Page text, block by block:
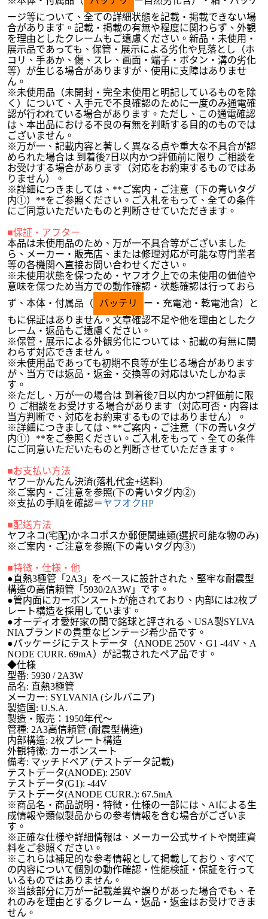
ージ等について、全ての詳細状態を記載・掲載できない場
合があります。記載・掲載の有無や程度に関わらず、外観
を理由としたクレームもご遠慮ください。新品・未使用・
展示品であっても、保管・展示による劣化や見落とし（ホ
コリ、手あか、傷、スレ、画面・端子・ボタン・溝の劣化
等）が生じる場合がありますが、使用に支障はありませ
ん。
※未使用品（未開封・完全未使用と明記しているものを除
く）について、入手元で不良確認のために一度のみ通電確
認が行われている場合があります。ただし、この通電確認
は、本出品における不良の有無を判断する目的のものでは
ございません。
※万が一、記載内容と著しく異なる点や重大な不具合が認
められた場合は 到着後7日以内かつ評価前に限り ご相談を
お受けする場合があります（対応をお約束するものではあ
りません）。
※詳細につきましては、**ご案内・ご注意（下の青いタグ
内①）**をご参照ください。ご入札をもって、全ての条件
にご同意いただいたものと判断させていただきます。
■保証・アフター
本品は未使用品のため、万が一不具合等がございました
ら、メーカー・販売店、または修理対応が可能な専門業者
等の各機関へ直接お問い合わせください。
※未使用状態を保つため・ヤフオク上での未使用の価値や
意味を保つため当方での動作確認・状態確認は行っておら
ず、本体・付属品（
バッテリ
ー・充電池・乾電池含）と
もに保証はありません。文章確認不足や他を理由としたク
レーム・返品もご遠慮ください。
※保管・展示による外観劣化については、記載の有無に関
わらず対応できません。
※未使用品であっても初期不良等が生じる場合があります
が、当方では返品・返金・交換等の対応はいたしかねま
す。
※ただし、万が一の場合は 到着後7日以内かつ評価前に限
り ご相談をお受けする場合があります（対応可否・内容は
当方判断で、対応をお約束するものではありません）。
※詳細につきましては、**ご案内・ご注意（下の青いタグ
内①）**をご参照ください。ご入札をもって、全ての条件
にご同意いただいたものと判断させていただきます。
■お支払い方法
ヤフーかんたん決済(落札代金+送料)
※ご案内・ご注意を参照(下の青いタグ内②)
※支払の手順を確認＝ヤフオクHP
■配送方法
ヤフネコ(宅配)かネコポスか郵便関連類(選択可能な物のみ)
※ご案内・ご注意を参照(下の青いタグ内③)
■特徴・仕様・他
●直熱3極管「2A3」をベースに設計された、堅牢な耐震型
構造の高信頼管「5930/2A3W」です。
●管内面にカーボンスートが施されており、内部には2枚プ
レート構造を採用しています。
●オーディオ愛好家の間で銘球と評される、USA製SYLVA
NIAブランドの貴重なビンテージ希少品です。
●パッケージにテストデータ（ANODE 250V、G1 -44V、A
NODE CURR. 69mA）が記載されたペア品です。
◆仕様
型番: 5930 / 2A3W
品名: 直熱3極管
メーカー: SYLVANIA (シルバニア)
製造国: U.S.A.
製造・販売：1950年代～
管種: 2A3高信頼管 (耐震型構造)
内部構造: 2枚プレート構造
外観特徴: カーボンスート
備考: マッチドペア (テストデータ記載)
テストデータ(ANODE): 250V
テストデータ(G1): -44V
テストデータ(ANODE CURR.): 67.5mA
※商品名・商品説明・特徴・仕様の一部には、AIによる生
成情報や類似製品からの参考情報を含む場合がございま
す。
※正確な仕様や詳細情報は、メーカー公式サイトや関連資
料をご参照ください。
※これらは補足的な参考情報として掲載しており、すべて
の内容について個別の動作確認・性能検証・保証を行って
いるものではありません。
※当該部分に万が一記載差異や誤りがあった場合でも、そ
れのみを理由とするクレーム・返品・返金はお受けできま
せん。